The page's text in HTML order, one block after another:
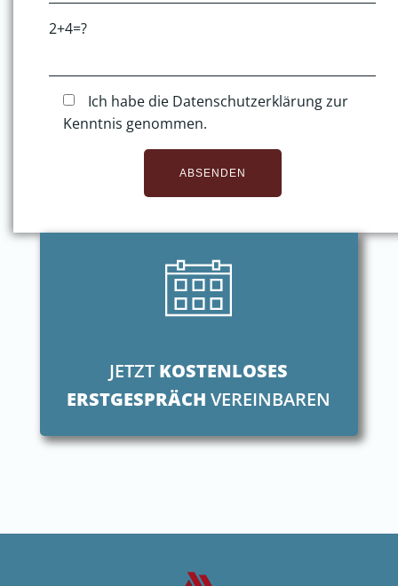
2+4=?
Ich habe die Datenschutzerklärung zur
Kenntnis genommen.
JETZT KOSTENLOSES
ERSTGESPRÄCH VEREINBAREN